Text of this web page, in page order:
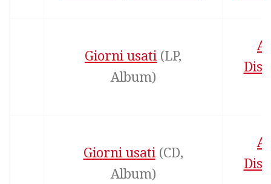
Giorni usati‎(LP,
Album)
Giorni usati‎(CD,
Album)